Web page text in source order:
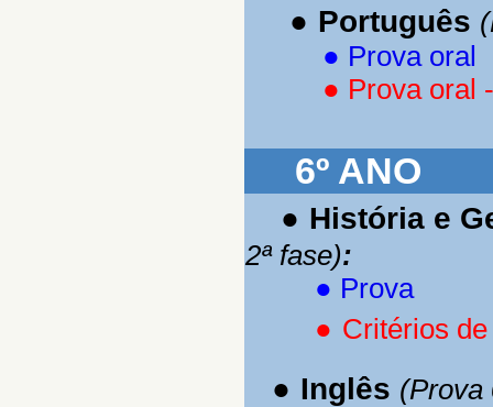
● Português
● Prova oral
● Prova oral
6º ANO
● História e
2ª fase):
● Prova
● Critérios
● Inglês (Prova